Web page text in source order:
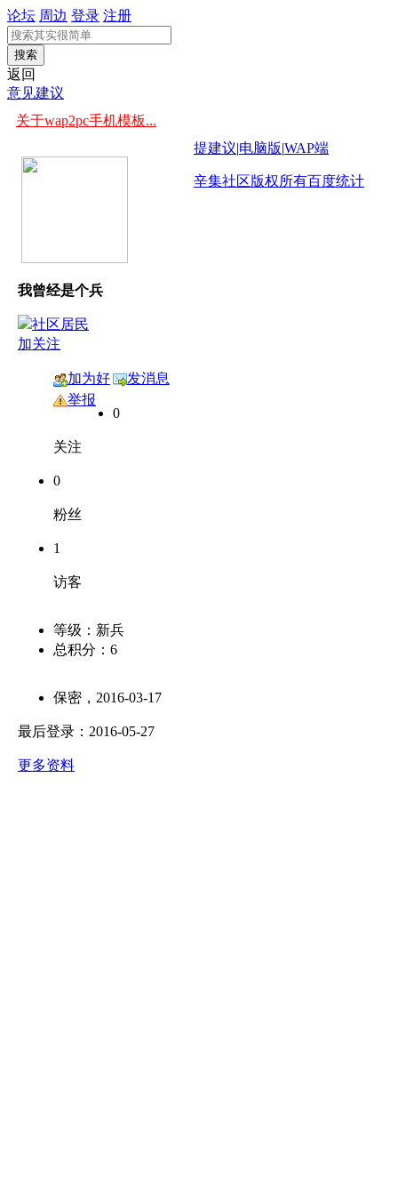
论坛 周边 登录 注册
搜索
返回
意见建议
关于wap2pc手机模板...
我曾经是个兵
加关注
加为好
友
发消息
举报
0
关注
0
粉丝
1
访客
等级： 新兵
总积分： 6
保密，2016-03-17
最后登录：2016-05-27
更多资料
提建议|电脑版|WAP端
辛集社区版权所有百度统计